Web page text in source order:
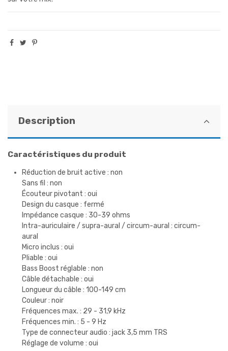
Description
Caractéristiques du produit
Réduction de bruit active : non
Sans fil : non
Écouteur pivotant : oui
Design du casque : fermé
Impédance casque : 30-39 ohms
Intra-auriculaire / supra-aural / circum-aural : circum-
aural
Micro inclus : oui
Pliable : oui
Bass Boost réglable : non
Câble détachable : oui
Longueur du câble : 100-149 cm
Couleur : noir
Fréquences max. : 29 - 31,9 kHz
Fréquences min. : 5 - 9 Hz
Type de connecteur audio : jack 3,5 mm TRS
Réglage de volume : oui